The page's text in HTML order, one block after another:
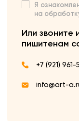
Я
на
Или звоните
пишитенам
+7 (921)
info@art-